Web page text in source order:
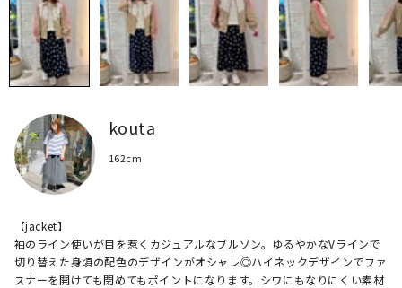
kouta
162cm
【jacket】
袖のライン使いが目を惹くカジュアルなブルゾン。ゆるやかなVラインで
切り替えた身頃の配色のデザインがオシャレ◎ハイネックデザインでファ
スナーを開けても閉めてもポイントになります。シワにもなりにくい素材